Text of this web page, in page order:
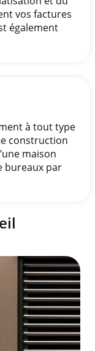
vos factures
également
à tout type
construction
maison
bureaux par